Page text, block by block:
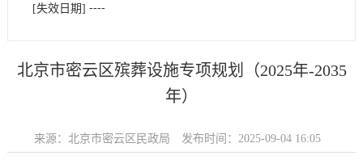
[失效日期] ----
北京市密云区殡葬设施专项规划（2025年-2035
年）
来源：北京市密云区民政局 发布时间：2025-09-04 16:05